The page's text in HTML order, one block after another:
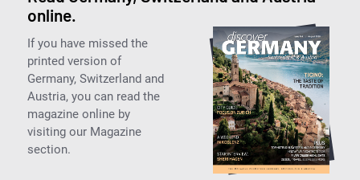
online.
If you have missed the
printed version of
Germany, Switzerland and
Austria, you can read the
magazine online by
visiting our Magazine
section.